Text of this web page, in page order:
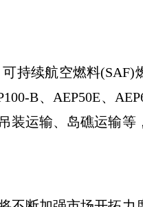
持续航空燃料(SAF)
B、AEP50E、
装运输、岛礁运输等